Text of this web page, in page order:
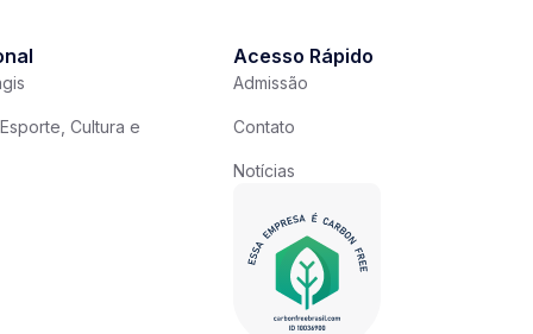
Cultura e
Acesso Rápido
Admissão
Contato
Notícias